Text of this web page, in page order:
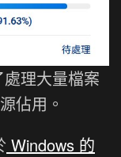
理大量檔案
佔用。
Windows 的